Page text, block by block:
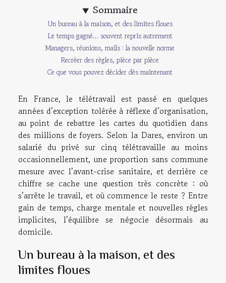
Sommaire
Un bureau à la maison, et des limites floues
Le temps gagné… souvent repris autrement
Managers, réunions, mails : la nouvelle norme
Recréer des règles, pièce par pièce
Ce que vous pouvez décider dès maintenant
En France, le télétravail est passé en quelques
années d’exception tolérée à réflexe d’organisation,
au point de rebattre les cartes du quotidien dans
des millions de foyers. Selon la Dares, environ un
salarié du privé sur cinq télétravaille au moins
occasionnellement, une proportion sans commune
mesure avec l’avant-crise sanitaire, et derrière ce
chiffre se cache une question très concrète : où
s’arrête le travail, et où commence le reste ? Entre
gain de temps, charge mentale et nouvelles règles
implicites, l’équilibre se négocie désormais au
domicile.
Un bureau à la maison, et des
limites floues